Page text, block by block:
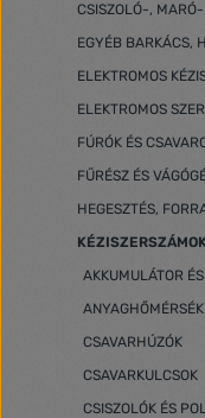
CSISZOLÓ-,
EGYÉB BARKÁCS,
ELEKTROMOS
ELEKTROMOS
FÚRÓK ÉS
FŰRÉSZ ÉS
HEGESZTÉS,
AKKUMULÁTOR
CSAVARHÚZÓK
CSAVARKULCSOK
CSISZOLÓK ÉS